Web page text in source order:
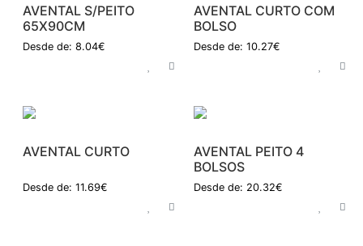
AVENTAL S/PEITO
65X90CM
Desde de: 8.04€
AVENTAL CURTO COM
BOLSO
Desde de: 10.27€
AVENTAL CURTO
Desde de: 11.69€
AVENTAL PEITO 4
BOLSOS
Desde de: 20.32€